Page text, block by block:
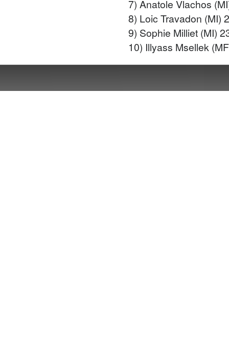
7) Anatole Vlachos
8) Loic Travadon (MI)
9) Sophie Milliet (MI)
10) Illyass Msellek